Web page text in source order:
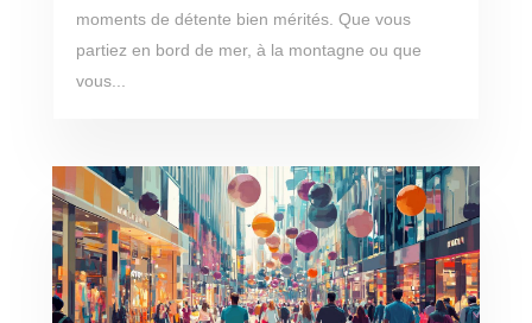
moments de détente bien mérités. Que vous
partiez en bord de mer, à la montagne ou que
vous...